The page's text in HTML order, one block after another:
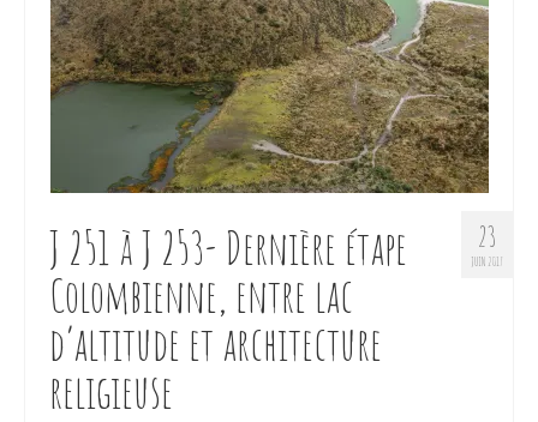
23
JUIN 2017
J 251 à J 253- Dernière étape
Colombienne, entre lac
d’altitude et architecture
religieuse